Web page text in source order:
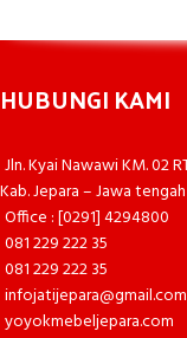
HUBUNGI KAMI
Jln. Kyai Nawawi KM. 02
Kab. Jepara – Jawa
Office : [0291] 4294800
081 229 222 35
081 229 222 35
infojatijepara@gmail.com
yoyokmebeljepara.com